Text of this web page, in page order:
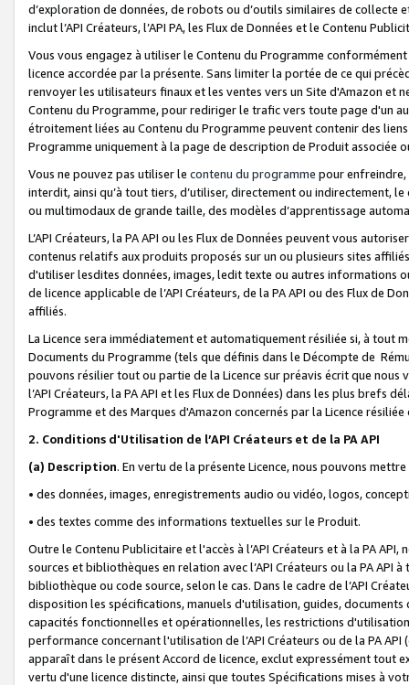
d’exploration de données, de robots ou d’outils similaires de
inclut l’API Créateurs, l’API PA, les Flux de Données et le Contenu
Vous vous engagez à utiliser le Contenu du Programme
licence accordée par la présente. Sans limiter la portée de ce qui
renvoyer les utilisateurs finaux et les ventes vers un Site d'Amazon et
Contenu du Programme, pour rediriger le trafic vers toute page d'un
étroitement liées au Contenu du Programme peuvent contenir des
Programme uniquement à la page de description de Produit associée
Vous ne pouvez pas utiliser le contenu du programme pour
interdit, ainsi qu’à tout tiers, d’utiliser, directement ou indirectement,
ou multimodaux de grande taille, des modèles d’apprentissage
L’API Créateurs, la PA API ou les Flux de Données peuvent vous
contenus relatifs aux produits proposés sur un ou plusieurs sites
d'utiliser lesdites données, images, ledit texte ou autres informations
de licence applicable de l’API Créateurs, de la PA API ou des Flux de
affiliés.
La Licence sera immédiatement et automatiquement résiliée si, à
Documents du Programme (tels que définis dans le Décompte de
pouvons résilier tout ou partie de la Licence sur préavis écrit que
l’API Créateurs, la PA API et les Flux de Données) dans les plus
Programme et des Marques d'Amazon concernés par la Licence
2. Conditions d'Utilisation de l’API Créateurs et de la PA API
(a) Description. En vertu de la présente Licence, nous pouvons
• des données, images, enregistrements audio ou vidéo, logos,
• des textes comme des informations textuelles sur le Produit.
Outre le Contenu Publicitaire et l'accès à l’API Créateurs et à la PA
sources et bibliothèques en relation avec l’API Créateurs ou la PA
bibliothèque ou code source, selon le cas. Dans le cadre de l’API
disposition les spécifications, manuels d'utilisation, guides,
capacités fonctionnelles et opérationnelles, les restrictions
performance concernant l'utilisation de l’API Créateurs ou de la PA
apparaît dans le présent Accord de licence, exclut expressément tout
vertu d'une licence distincte, ainsi que toutes Spécifications mises à